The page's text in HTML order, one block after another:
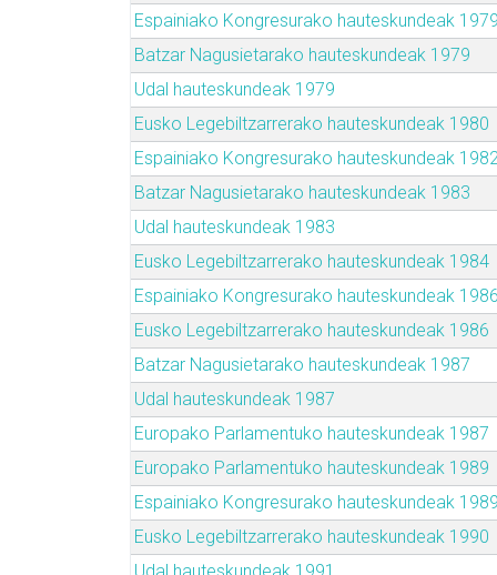
Espainiako Kongresurako hauteskundeak 1979
Batzar Nagusietarako hauteskundeak 1979
Udal hauteskundeak 1979
Eusko Legebiltzarrerako hauteskundeak 1980
Espainiako Kongresurako hauteskundeak 1982
Batzar Nagusietarako hauteskundeak 1983
Udal hauteskundeak 1983
Eusko Legebiltzarrerako hauteskundeak 1984
Espainiako Kongresurako hauteskundeak 1986
Eusko Legebiltzarrerako hauteskundeak 1986
Batzar Nagusietarako hauteskundeak 1987
Udal hauteskundeak 1987
Europako Parlamentuko hauteskundeak 1987
Europako Parlamentuko hauteskundeak 1989
Espainiako Kongresurako hauteskundeak 1989
Eusko Legebiltzarrerako hauteskundeak 1990